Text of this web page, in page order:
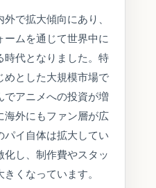
で拡大傾向にあり、
ムを通じて世界中に
時代となりました。特
めとした大規模市場で
でアニメへの投資が増
海外にもファン層が広
パイ自体は拡大してい
化し、制作費やスタッ
くなっています。